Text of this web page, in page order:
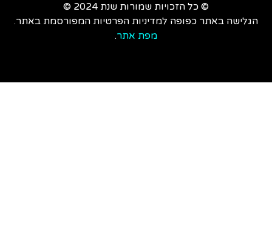
© כל הזכויות שמורות שנת 2024 ©
באתר כפופה למדיניות הפרטיות המפורסמת באתר.
מפת אתר.